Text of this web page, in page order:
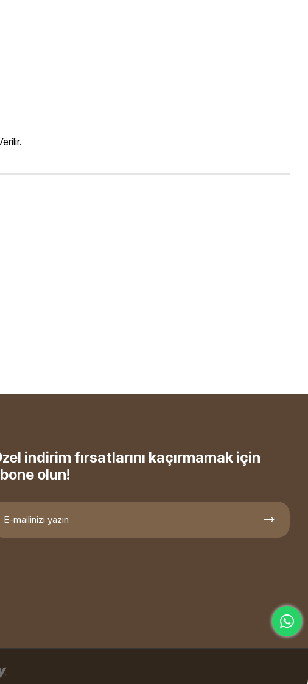
indirim fırsatlarını kaçırmamak için
olun!